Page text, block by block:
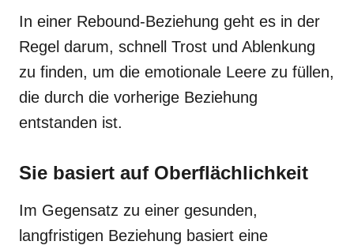
In einer Rebound-Beziehung geht es in der
Regel darum, schnell Trost und Ablenkung
zu finden, um die emotionale Leere zu füllen,
die durch die vorherige Beziehung
entstanden ist.
Sie basiert auf Oberflächlichkeit
Im Gegensatz zu einer gesunden,
langfristigen Beziehung basiert eine